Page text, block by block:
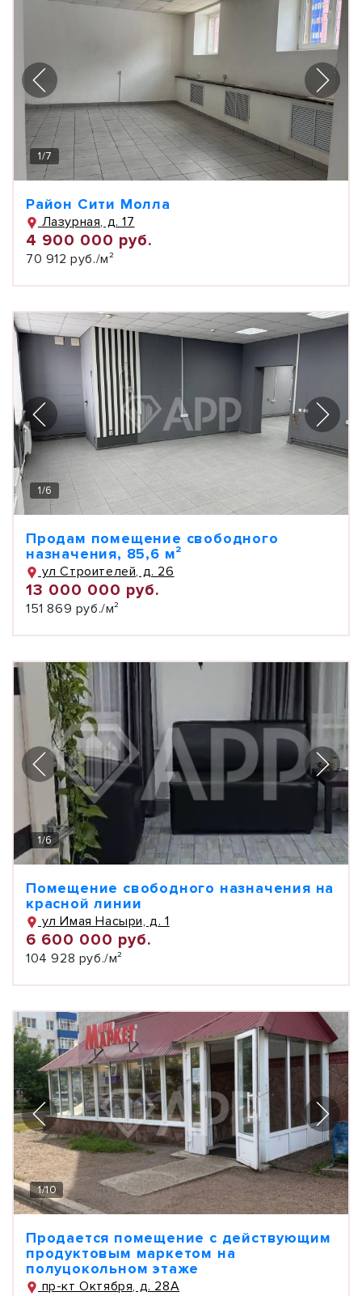
1/7
Район Сити Молла
Лазурная, д. 17
4 900 000 руб.
70 912 руб./м²
1/6
Продам помещение свободного
назначения, 85,6 м²
ул Строителей, д. 26
13 000 000 руб.
151 869 руб./м²
1/6
Помещение свободного назначения на
красной линии
ул Имая Насыри, д. 1
6 600 000 руб.
104 928 руб./м²
1/10
Продается помещение с действующим
продуктовым маркетом на
полуцокольном этаже
пр-кт Октября, д. 28А